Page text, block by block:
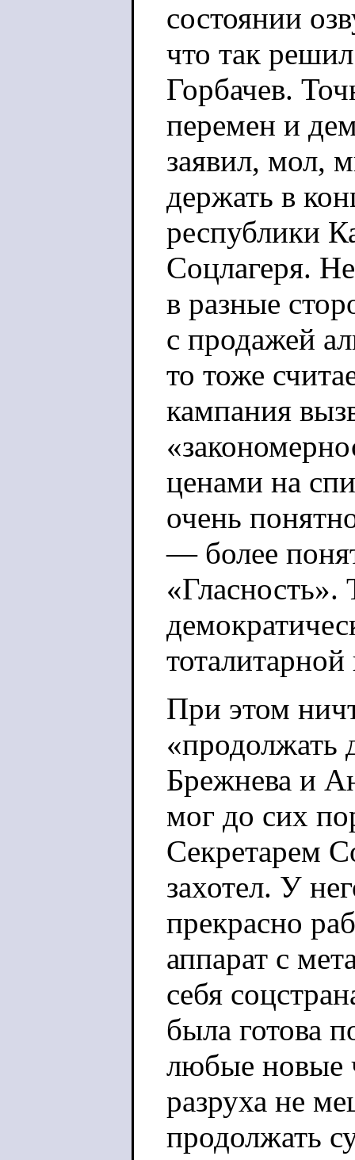
состоянии
что так
Горбачев.
перемен и
заявил, мол,
держать в
республики
Соцлагеря.
в разные
с продажей
то тоже
кампания
ценами на
очень
— более
При этом
«продолжать
Брежнева и
мог до сих
Секретарем
захотел. У
прекрасно
аппарат с
себя
была готова
любые новые
разруха не
продолжать